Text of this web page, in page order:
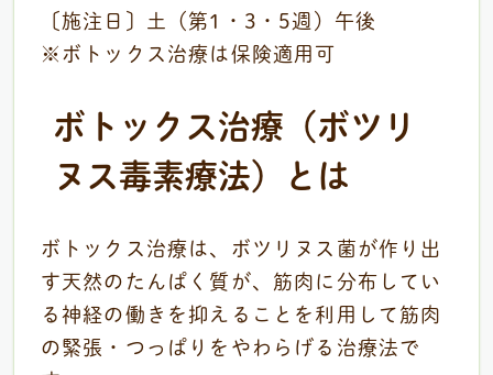
〔施注日〕土（第1・3・5週）午後
※ボトックス治療は保険適用可
ボトックス治療（ボツリ
ヌス毒素療法）とは
ボトックス治療は、ボツリヌス菌が作り出
す天然のたんぱく質が、筋肉に分布してい
る神経の働きを抑えることを利用して筋肉
の緊張・つっぱりをやわらげる治療法で